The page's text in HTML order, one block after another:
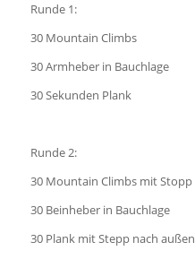
Runde 1:
30 Mountain Climbs
30 Armheber in Bauchlage
30 Sekunden Plank
Runde 2:
30 Mountain Climbs mit Stopp
30 Beinheber in Bauchlage
30 Plank mit Stepp nach außen